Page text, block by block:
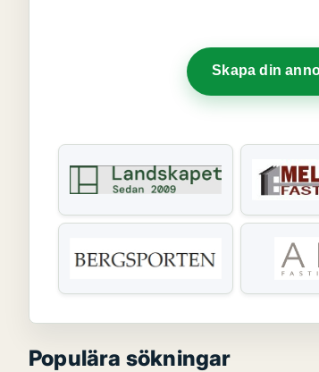
Skapa din
Populära sökningar